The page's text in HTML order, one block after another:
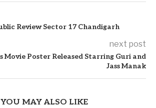
Review Sector 17 Chandigarh
next post
Poster Released Starring Guri and
Jass Manak
YOU MAY ALSO LIKE